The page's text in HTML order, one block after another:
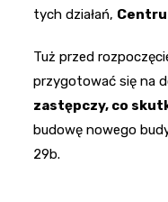
tych działań,
Tuż przed
przygotować się na
zastępczy, co
budowę nowego
29b.